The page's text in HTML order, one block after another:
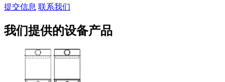
提交信息 联系我们
我们提供的设备产品